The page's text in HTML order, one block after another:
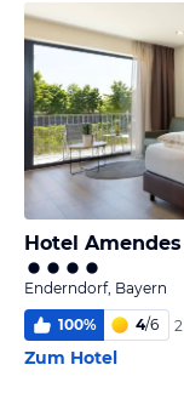
Enderndorf, Bayern
100% 4/6
Zum Hotel